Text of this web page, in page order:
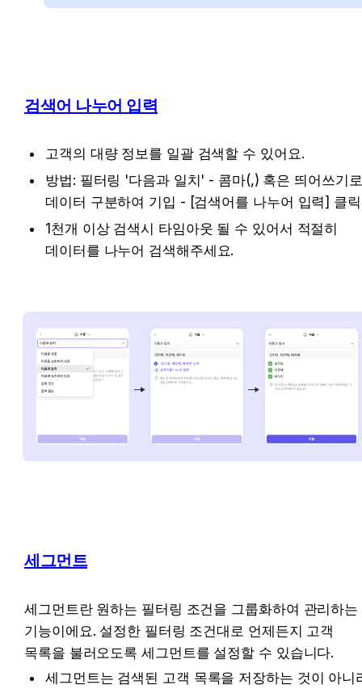
검색어 나누어 입력
고객의 대량 정보를 일괄 검색할 수 있어요.
방법: 필터링 '다음과 일치' - 콤마(,) 혹은 띄어쓰기로
데이터 구분하여 기입 - [검색어를 나누어 입력] 클릭
1천개 이상 검색시 타임아웃 될 수 있어서 적절히
데이터를 나누어 검색해주세요.
세그먼트
세그먼트란 원하는 필터링 조건을 그룹화하여 관리하는
기능이에요. 설정한 필터링 조건대로 언제든지 고객
목록을 불러오도록 세그먼트를 설정할 수 있습니다.
세그먼트는 검색된 고객 목록을 저장하는 것이 아니